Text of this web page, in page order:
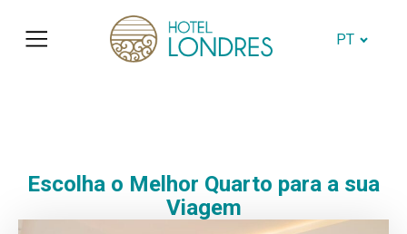
PT
Escolha o Melhor Quarto para a sua
Viagem